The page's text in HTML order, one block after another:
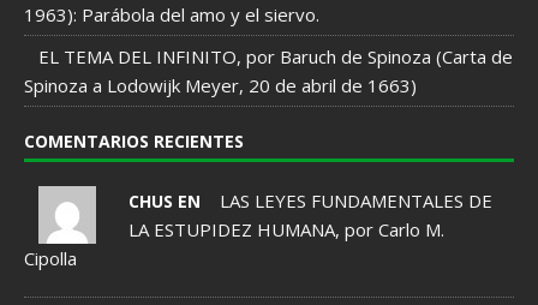
1963): Parábola del amo y el siervo.
EL TEMA DEL INFINITO, por Baruch de Spinoza (Carta de
Spinoza a Lodowijk Meyer, 20 de abril de 1663)
COMENTARIOS RECIENTES
CHUS EN
LAS LEYES FUNDAMENTALES DE
LA ESTUPIDEZ HUMANA, por Carlo M.
Cipolla